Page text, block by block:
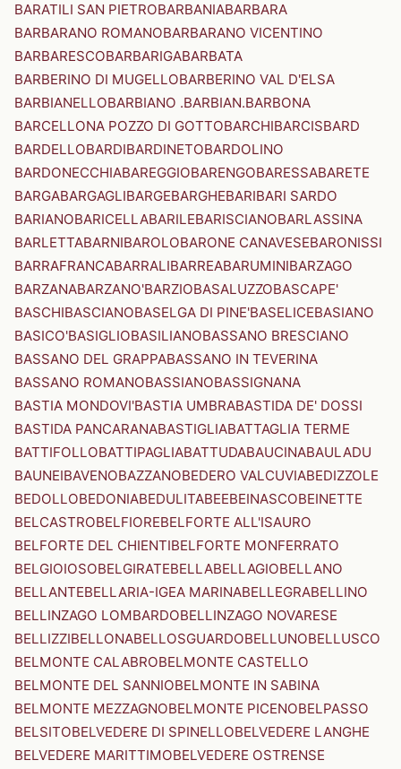
BARATILI SAN PIETROBARBANIABARBARA
BARBARANO ROMANOBARBARANO VICENTINO
BARBARESCOBARBARIGABARBATA
BARBERINO DI MUGELLOBARBERINO VAL D'ELSA
BARBIANELLOBARBIANO .BARBIAN.BARBONA
BARCELLONA POZZO DI GOTTOBARCHIBARCISBARD
BARDELLOBARDIBARDINETOBARDOLINO
BARDONECCHIABAREGGIOBARENGOBARESSABARETE
BARGABARGAGLIBARGEBARGHEBARIBARI SARDO
BARIANOBARICELLABARILEBARISCIANOBARLASSINA
BARLETTABARNIBAROLOBARONE CANAVESEBARONISSI
BARRAFRANCABARRALIBARREABARUMINIBARZAGO
BARZANABARZANO'BARZIOBASALUZZOBASCAPE'
BASCHIBASCIANOBASELGA DI PINE'BASELICEBASIANO
BASICO'BASIGLIOBASILIANOBASSANO BRESCIANO
BASSANO DEL GRAPPABASSANO IN TEVERINA
BASSANO ROMANOBASSIANOBASSIGNANA
BASTIA MONDOVI'BASTIA UMBRABASTIDA DE' DOSSI
BASTIDA PANCARANABASTIGLIABATTAGLIA TERME
BATTIFOLLOBATTIPAGLIABATTUDABAUCINABAULADU
BAUNEIBAVENOBAZZANOBEDERO VALCUVIABEDIZZOLE
BEDOLLOBEDONIABEDULITABEEBEINASCOBEINETTE
BELCASTROBELFIOREBELFORTE ALL'ISAURO
BELFORTE DEL CHIENTIBELFORTE MONFERRATO
BELGIOIOSOBELGIRATEBELLABELLAGIOBELLANO
BELLANTEBELLARIA-IGEA MARINABELLEGRABELLINO
BELLINZAGO LOMBARDOBELLINZAGO NOVARESE
BELLIZZIBELLONABELLOSGUARDOBELLUNOBELLUSCO
BELMONTE CALABROBELMONTE CASTELLO
BELMONTE DEL SANNIOBELMONTE IN SABINA
BELMONTE MEZZAGNOBELMONTE PICENOBELPASSO
BELSITOBELVEDERE DI SPINELLOBELVEDERE LANGHE
BELVEDERE MARITTIMOBELVEDERE OSTRENSE